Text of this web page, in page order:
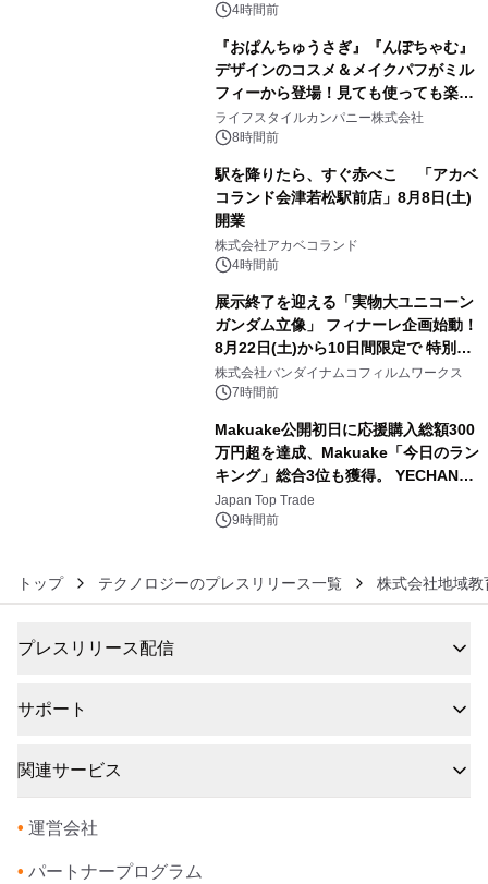
4時間前
『おぱんちゅうさぎ』『んぽちゃむ』
デザインのコスメ＆メイクパフがミル
フィーから登場！見ても使っても楽し
い、ポップでキュートなコレクショ
ン。
ライフスタイルカンパニー株式会社
8時間前
駅を降りたら、すぐ赤べこ 「アカベ
コランド会津若松駅前店」8月8日(土)
開業
株式会社アカベコランド
4時間前
展示終了を迎える「実物大ユニコーン
ガンダム立像」 フィナーレ企画始動！
8月22日(土)から10日間限定で 特別映
像『UNICORN GUNDAM Statue ―
BEYOND POSSIBILITY ―』を上映！
株式会社バンダイナムコフィルムワークス
7時間前
Makuake公開初日に応援購入総額300
万円超を達成、Makuake「今日のラン
キング」総合3位も獲得。 YECHAN音
浴シンギングボウル第2弾の大型サイ
ズ（XL・2XL・3XL）を先行販売中
Japan Top Trade
9時間前
トップ テクノロジーのプレスリリース一覧 株式会社地域教
プレスリリース配信
サポート
関連サービス
• 運営会社
• パートナープログラム